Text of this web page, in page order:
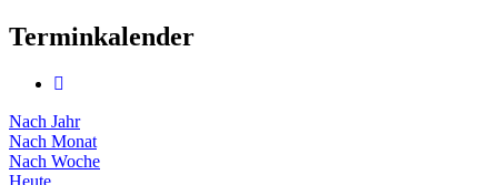
Terminkalender
Nach Jahr
Nach Monat
Nach Woche
Heute